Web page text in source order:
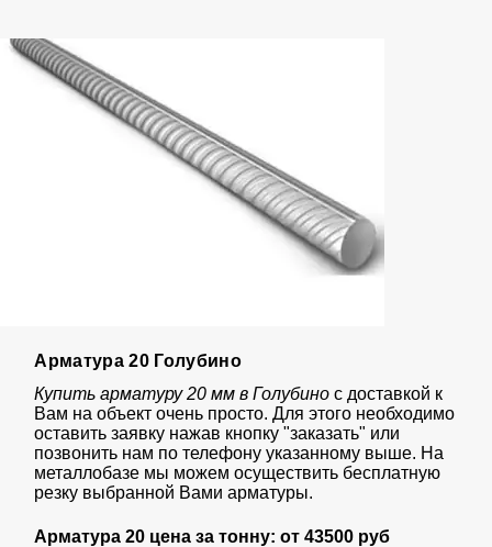
Арматура 20 Голубино
Купить арматуру 20 мм в Голубинос доставкой к
Вам на объект очень просто. Для этого необходимо
оставить заявку нажав кнопку "заказать" или
позвонить нам по телефону указанному выше. На
металлобазе мы можем осуществить бесплатную
резку выбранной Вами арматуры.
Арматура 20 цена за тонну: от43500 руб